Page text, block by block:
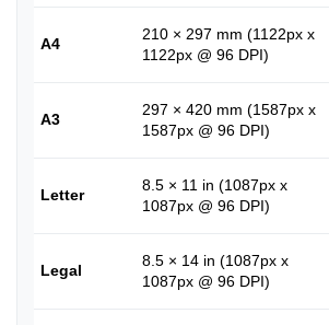
A4
210 × 297 mm (1122px x
1122px @ 96 DPI)
A3
297 × 420 mm (1587px x
1587px @ 96 DPI)
Letter
8.5 × 11 in (1087px x
1087px @ 96 DPI)
Legal
8.5 × 14 in (1087px x
1087px @ 96 DPI)